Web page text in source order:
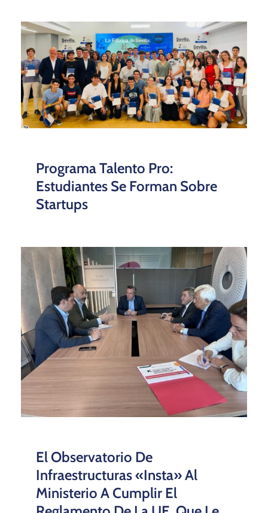
Programa Talento Pro:
Estudiantes Se Forman Sobre
Startups
El Observatorio De
Infraestructuras «insta» Al
Ministerio A Cumplir El